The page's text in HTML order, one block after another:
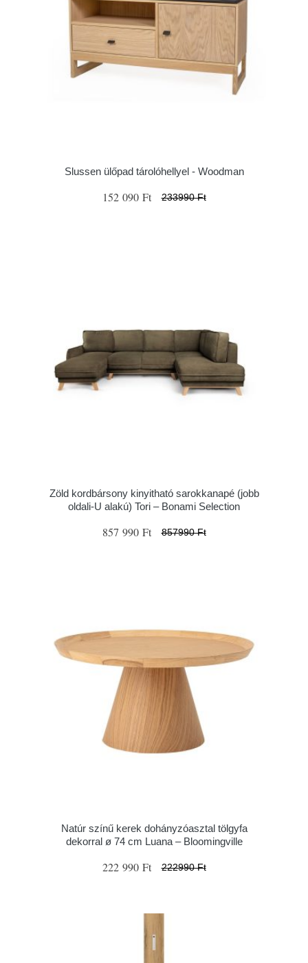
Slussen ülőpad tárolóhellyel - Woodman
152 090 Ft 233990 Ft
Zöld kordbársony kinyitható sarokkanapé (jobb
oldali-U alakú) Tori – Bonami Selection
857 990 Ft 857990 Ft
Natúr színű kerek dohányzóasztal tölgyfa
dekorral ø 74 cm Luana – Bloomingville
222 990 Ft 222990 Ft